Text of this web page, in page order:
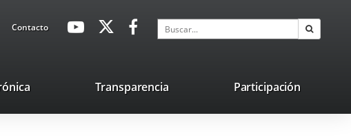
ContactoavaHeaderSocial
Enlace
externa.
Enlace
aplicación
externa.
Enlace
aplicación
externa.
Buscar
Enlace
una
Transparencia Participación